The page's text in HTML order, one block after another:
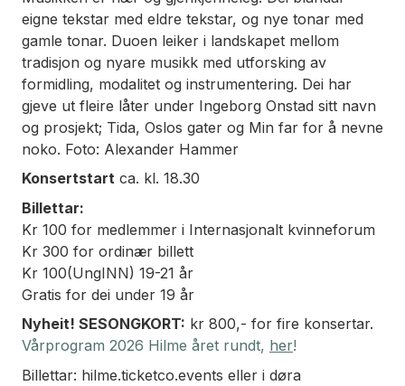
eigne tekstar med eldre tekstar, og nye tonar med
gamle tonar. Duoen leiker i landskapet mellom
tradisjon og nyare musikk med utforsking av
formidling, modalitet og instrumentering. Dei har
gjeve ut fleire låter under Ingeborg Onstad sitt navn
og prosjekt; Tida, Oslos gater og Min far for å nevne
noko. Foto: Alexander Hammer
Konsertstart ca. kl. 18.30
Billettar:
Kr 100 for medlemmer i Internasjonalt kvinneforum
Kr 300 for ordinær billett
Kr 100(UngINN) 19-21 år
Gratis for dei under 19 år
Nyheit! SESONGKORT: kr 800,- for fire konsertar.
Vårprogram 2026 Hilme året rundt, her!
Billettar: hilme.ticketco.events eller i døra